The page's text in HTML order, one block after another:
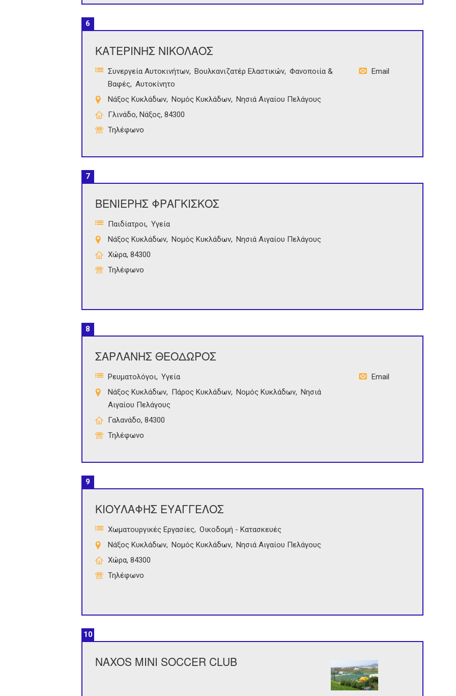
6
ΚΑΤΕΡΙΝΗΣ ΝΙΚΟΛΑΟΣ
Συνεργεία Αυτοκινήτων Βουλκανιζατέρ Ελαστικών Φανοποιία &
Βαφές
Αυτοκίνητο
Νάξος Κυκλάδων Νομός Κυκλάδων Νησιά Αιγαίου Πελάγους
Γλινάδο, Νάξος, 84300
Τηλέφωνο
Email
7
ΒΕΝΙΕΡΗΣ ΦΡΑΓΚΙΣΚΟΣ
Παιδίατροι Υγεία
Νάξος Κυκλάδων Νομός Κυκλάδων Νησιά Αιγαίου Πελάγους
Χώρα, 84300
Τηλέφωνο
8
ΣΑΡΛΑΝΗΣ ΘΕΟΔΩΡΟΣ
Ρευματολόγοι Υγεία
Νάξος Κυκλάδων
Πάρος Κυκλάδων Νομός Κυκλάδων Νησιά
Αιγαίου Πελάγους
Γαλανάδο, 84300
Τηλέφωνο
Email
9
ΚΙΟΥΛΑΦΗΣ ΕΥΑΓΓΕΛΟΣ
Χωματουργικές Εργασίες
Οικοδομή - Κατασκευές
Νάξος Κυκλάδων Νομός Κυκλάδων Νησιά Αιγαίου Πελάγους
Χώρα, 84300
Τηλέφωνο
10
NAXOS MINI SOCCER CLUB